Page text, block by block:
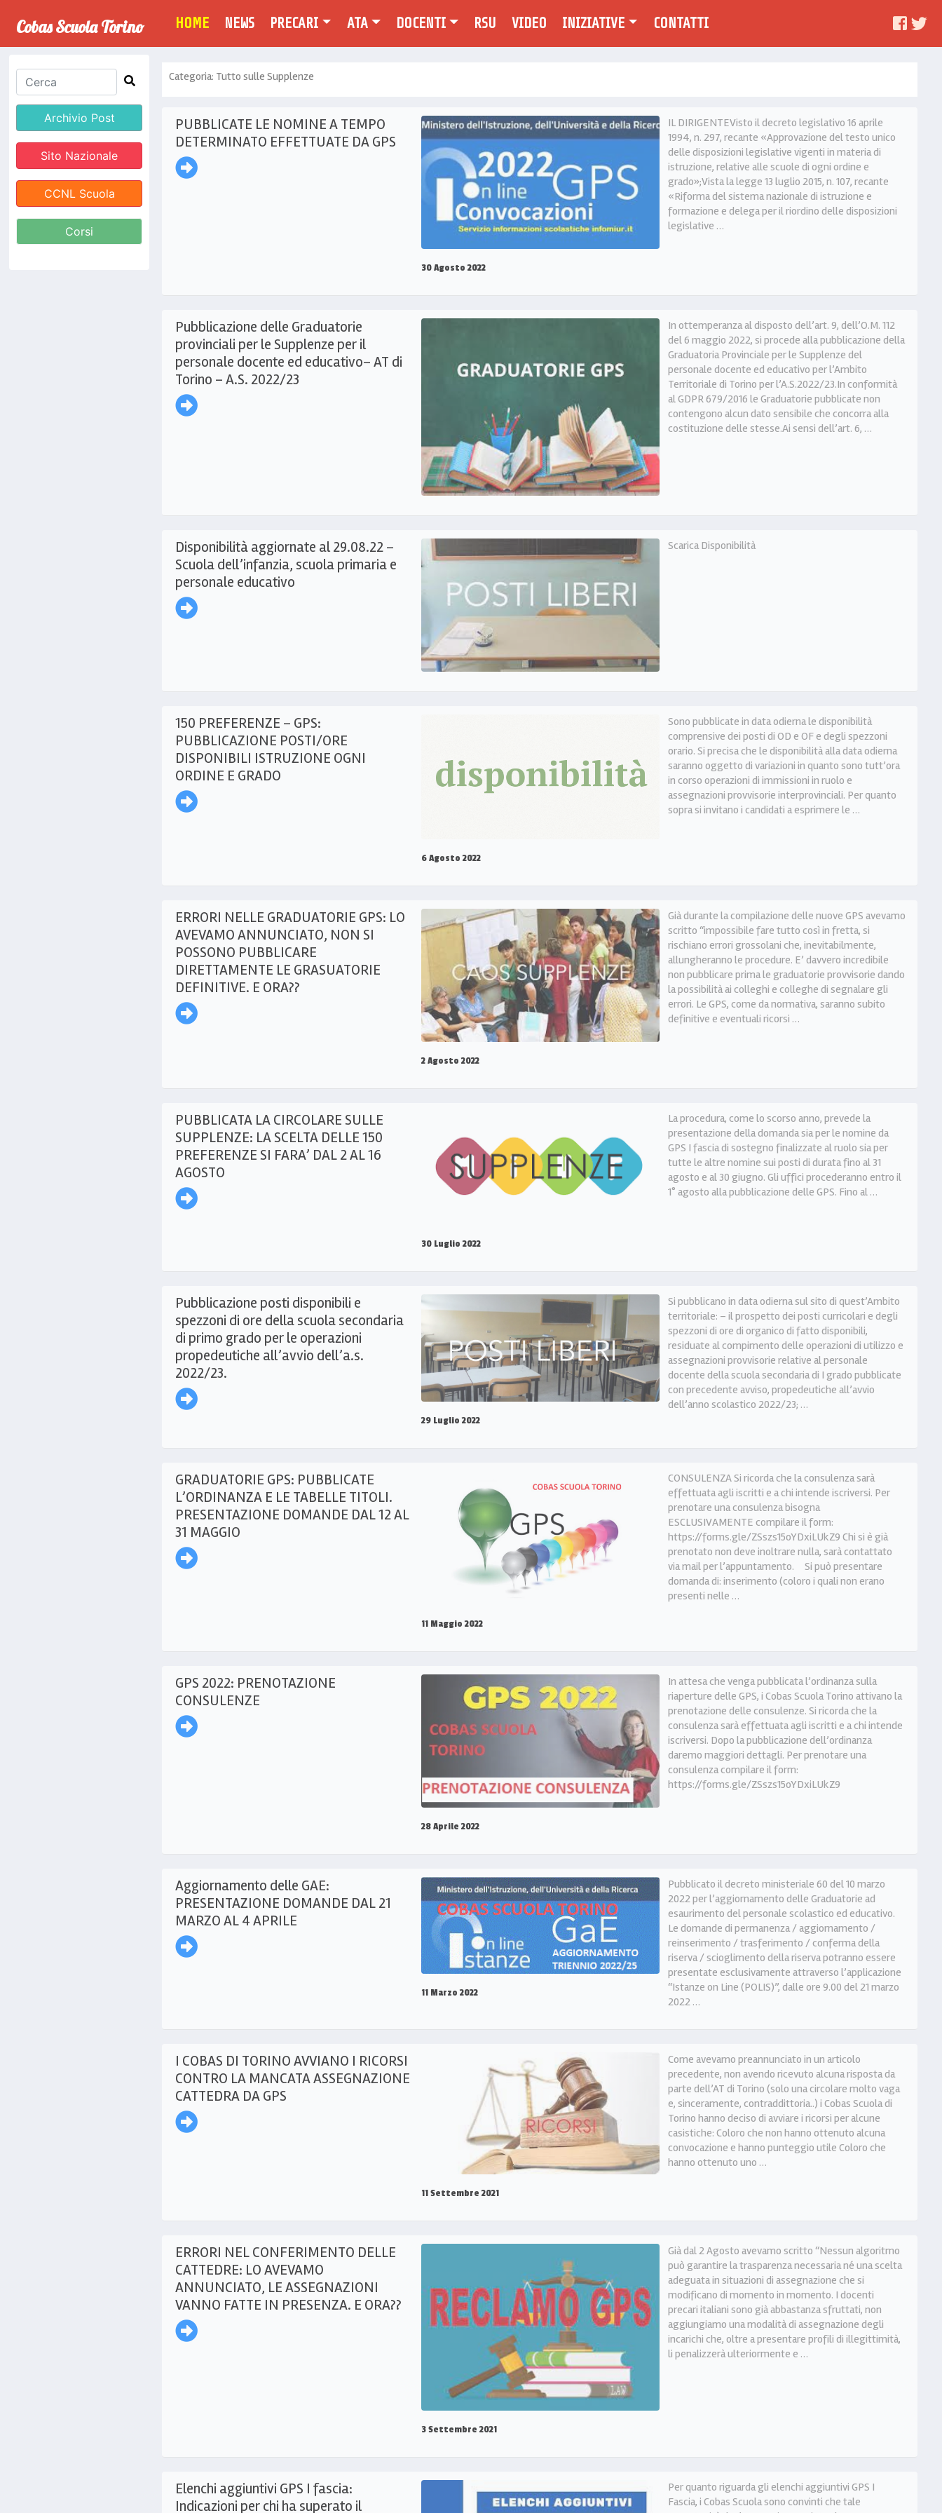
Cobas Scuola Torino HOME(CURRENT)
NEWS PRECARI ATA DOCENTI RSU VIDEO INIZIATIVE CONTATTI
Archivio Post
Sito Nazionale
CCNL Scuola
Corsi
Categoria: Tutto sulle Supplenze
PUBBLICATE LE NOMINE A TEMPO
DETERMINATO EFFETTUATE DA GPS
30 Agosto 2022
IL DIRIGENTEVisto il decreto legislativo 16 aprile
1994, n. 297, recante «Approvazione del testo unico
delle disposizioni legislative vigenti in materia di
istruzione, relative alle scuole di ogni ordine e
grado»;Vista la legge 13 luglio 2015, n. 107, recante
«Riforma del sistema nazionale di istruzione e
formazione e delega per il riordino delle disposizioni
legislative …
Pubblicazione delle Graduatorie
provinciali per le Supplenze per il
personale docente ed educativo– AT di
Torino – A.S. 2022/23
In ottemperanza al disposto dell’art. 9, dell’O.M. 112
del 6 maggio 2022, si procede alla pubblicazione della
Graduatoria Provinciale per le Supplenze del
personale docente ed educativo per l’Ambito
Territoriale di Torino per l’A.S.2022/23.In conformità
al GDPR 679/2016 le Graduatorie pubblicate non
contengono alcun dato sensibile che concorra alla
costituzione delle stesse.Ai sensi dell’art. 6, …
Disponibilità aggiornate al 29.08.22 –
Scuola dell’infanzia, scuola primaria e
personale educativo
Scarica Disponibilità
150 PREFERENZE – GPS:
PUBBLICAZIONE POSTI/ORE
DISPONIBILI ISTRUZIONE OGNI
ORDINE E GRADO
6 Agosto 2022
Sono pubblicate in data odierna le disponibilità
comprensive dei posti di OD e OF e degli spezzoni
orario. Si precisa che le disponibilità alla data odierna
saranno oggetto di variazioni in quanto sono tutt’ora
in corso operazioni di immissioni in ruolo e
assegnazioni provvisorie interprovinciali. Per quanto
sopra si invitano i candidati a esprimere le …
ERRORI NELLE GRADUATORIE GPS: LO
AVEVAMO ANNUNCIATO, NON SI
POSSONO PUBBLICARE
DIRETTAMENTE LE GRASUATORIE
DEFINITIVE. E ORA??
2 Agosto 2022
Già durante la compilazione delle nuove GPS avevamo
scritto “impossibile fare tutto così in fretta, si
rischiano errori grossolani che, inevitabilmente,
allungheranno le procedure. E’ davvero incredibile
non pubblicare prima le graduatorie provvisorie dando
la possibilità ai colleghi e colleghe di segnalare gli
errori. Le GPS, come da normativa, saranno subito
definitive e eventuali ricorsi …
PUBBLICATA LA CIRCOLARE SULLE
SUPPLENZE: LA SCELTA DELLE 150
PREFERENZE SI FARA’ DAL 2 AL 16
AGOSTO
30 Luglio 2022
La procedura, come lo scorso anno, prevede la
presentazione della domanda sia per le nomine da
GPS I fascia di sostegno finalizzate al ruolo sia per
tutte le altre nomine sui posti di durata fino al 31
agosto e al 30 giugno. Gli uffici procederanno entro il
1° agosto alla pubblicazione delle GPS. Fino al …
Pubblicazione posti disponibili e
spezzoni di ore della scuola secondaria
di primo grado per le operazioni
propedeutiche all’avvio dell’a.s.
2022/23.
29 Luglio 2022
Si pubblicano in data odierna sul sito di quest’Ambito
territoriale: – il prospetto dei posti curricolari e degli
spezzoni di ore di organico di fatto disponibili,
residuate al compimento delle operazioni di utilizzo e
assegnazioni provvisorie relative al personale
docente della scuola secondaria di I grado pubblicate
con precedente avviso, propedeutiche all’avvio
dell’anno scolastico 2022/23; …
GRADUATORIE GPS: PUBBLICATE
L’ORDINANZA E LE TABELLE TITOLI.
PRESENTAZIONE DOMANDE DAL 12 AL
31 MAGGIO
11 Maggio 2022
CONSULENZA Si ricorda che la consulenza sarà
effettuata agli iscritti e a chi intende iscriversi. Per
prenotare una consulenza bisogna
ESCLUSIVAMENTE compilare il form:
https://forms.gle/ZSszs15oYDxiLUkZ9 Chi si è già
prenotato non deve inoltrare nulla, sarà contattato
via mail per l’appuntamento. Si può presentare
domanda di: inserimento (coloro i quali non erano
presenti nelle …
GPS 2022: PRENOTAZIONE
CONSULENZE
28 Aprile 2022
In attesa che venga pubblicata l’ordinanza sulla
riaperture delle GPS, i Cobas Scuola Torino attivano la
prenotazione delle consulenze. Si ricorda che la
consulenza sarà effettuata agli iscritti e a chi intende
iscriversi. Dopo la pubblicazione dell’ordinanza
daremo maggiori dettagli. Per prenotare una
consulenza compilare il form:
https://forms.gle/ZSszs15oYDxiLUkZ9
Aggiornamento delle GAE:
PRESENTAZIONE DOMANDE DAL 21
MARZO AL 4 APRILE
11 Marzo 2022
Pubblicato il decreto ministeriale 60 del 10 marzo
2022 per l’aggiornamento delle Graduatorie ad
esaurimento del personale scolastico ed educativo.
Le domande di permanenza / aggiornamento /
reinserimento / trasferimento / conferma della
riserva / scioglimento della riserva potranno essere
presentate esclusivamente attraverso l’applicazione
“Istanze on Line (POLIS)”, dalle ore 9.00 del 21 marzo
2022 …
I COBAS DI TORINO AVVIANO I RICORSI
CONTRO LA MANCATA ASSEGNAZIONE
CATTEDRA DA GPS
11 Settembre 2021
Come avevamo preannunciato in un articolo
precedente, non avendo ricevuto alcuna risposta da
parte dell’AT di Torino (solo una circolare molto vaga
e, sinceramente, contraddittoria..) i Cobas Scuola di
Torino hanno deciso di avviare i ricorsi per alcune
casistiche: Coloro che non hanno ottenuto alcuna
convocazione e hanno punteggio utile Coloro che
hanno ottenuto uno …
ERRORI NEL CONFERIMENTO DELLE
CATTEDRE: LO AVEVAMO
ANNUNCIATO, LE ASSEGNAZIONI
VANNO FATTE IN PRESENZA. E ORA??
3 Settembre 2021
Già dal 2 Agosto avevamo scritto “Nessun algoritmo
può garantire la trasparenza necessaria né una scelta
adeguata in situazioni di assegnazione che si
modificano di momento in momento. I docenti
precari italiani sono già abbastanza sfruttati, non
aggiungiamo una modalità di assegnazione degli
incarichi che, oltre a presentare profili di illegittimità,
li penalizzerà ulteriormente e …
Elenchi aggiuntivi GPS I fascia:
Indicazioni per chi ha superato il
Per quanto riguarda gli elenchi aggiuntivi GPS I
Fascia, i Cobas Scuola sono convinti che tale